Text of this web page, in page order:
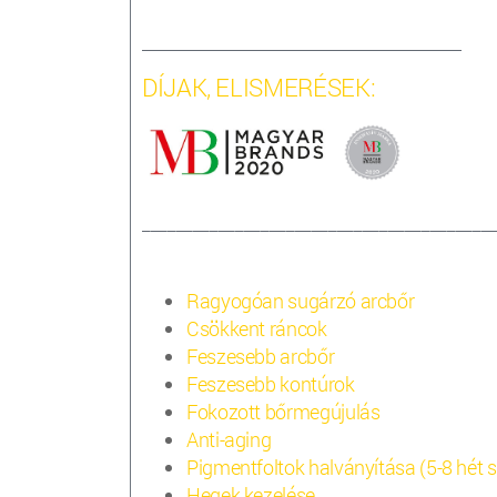
DÍJAK, ELISMERÉSEK:
Ragyogóan sugárzó arcbőr
Csökkent ráncok
Feszesebb arcbőr
Feszesebb kontúrok
Fokozott bőrmegújulás
Anti-aging
Pigmentfoltok halványítása (5-8 hét